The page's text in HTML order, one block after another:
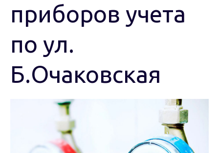
приборов учета
по ул.
Б.Очаковская